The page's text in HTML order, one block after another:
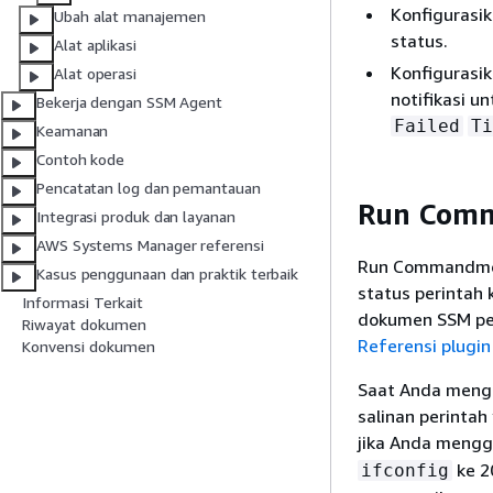
Ubah alat manajemen
Alat aplikasi
Alat operasi
Bekerja dengan SSM Agent
Keamanan
Contoh kode
Pencatatan log dan pemantauan
Integrasi produk dan layanan
AWS Systems Manager referensi
Kasus penggunaan dan praktik terbaik
Informasi Terkait
Riwayat dokumen
Konvensi dokumen
status.
notifikasi
Failed
Run
Run
status perintah
dokumen SSM
Referensi
Saat Anda
salinan
jika Anda
ifconfig ke